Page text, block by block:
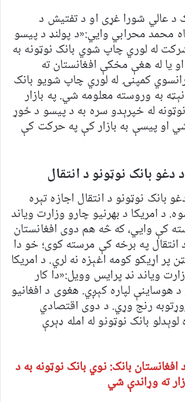
د عالي شورا غړی او د تفتيش د
محمد محرابي وايي:«د پولنډ د پيسو
له لوري چاپ شوي بانک نوټونه به
يا له هغې مخکې افغانستان ته
کمپنۍ له لوري چاپ شويو بانک
به وروسته معلومه شي. په بازار
له خپرېدو سره به د پیسو د ځوړ
او پیسې به بازار کې په حرکت کې
دغو بانک نوټونو د انتقال
بانک نوټونو د انتقال اجازه تېره
د امریکا د بهرنيو چارو وزارت ویاند
کې وايي، که څه هم دوی افغانستان
په برخه کې مرسته کوی؛ خو دا
پر اړيکو کومه اغېزه نه لري. د امريکا
وياند نډ پرايس وویل:«دا کار
د هوساینې لپاره کېږي. هغوی د افغانیو
رنج وړي. د دوی اقتصادي
بانک نوټونو له امله ډېرې
افغانستان بانک: نوي بانک نوټونه به د
ته وړاندې شي